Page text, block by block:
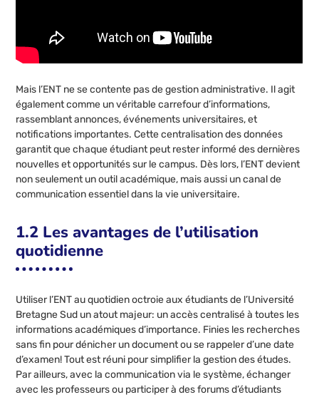
Mais l’ENT ne se contente pas de gestion administrative. Il agit
également comme un véritable carrefour d’informations,
rassemblant annonces, événements universitaires, et
notifications importantes. Cette centralisation des données
garantit que chaque étudiant peut rester informé des dernières
nouvelles et opportunités sur le campus. Dès lors, l’ENT devient
non seulement un outil académique, mais aussi un canal de
communication essentiel dans la vie universitaire.
1.2 Les avantages de l’utilisation
quotidienne
Utiliser l’ENT au quotidien octroie aux étudiants de l’Université
Bretagne Sud un atout majeur: un accès centralisé à toutes les
informations académiques d’importance. Finies les recherches
sans fin pour dénicher un document ou se rappeler d’une date
d’examen! Tout est réuni pour simplifier la gestion des études.
Par ailleurs, avec la communication via le système, échanger
avec les professeurs ou participer à des forums d’étudiants